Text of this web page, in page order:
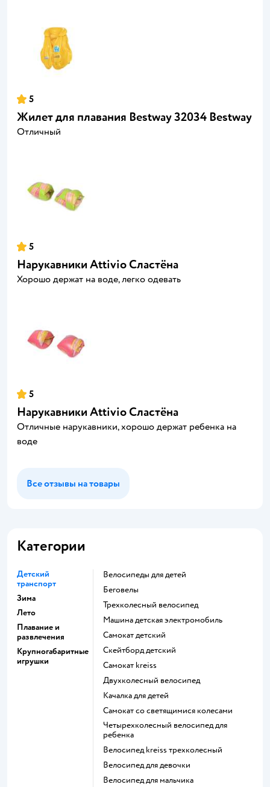
5
Жилет для плавания Bestway 32034 Bestway
Отличный
5
Нарукавники Attivio Сластёна
Хорошо держат на воде, легко одевать
5
Нарукавники Attivio Сластёна
Отличные нарукавники, хорошо держат ребенка на
воде
Все отзывы на товары
Категории
Детский
транспорт
Зима
Лето
Плавание и
развлечения
Крупногабаритные
игрушки
Велосипеды для детей
Беговелы
Трехколесный велосипед
Машина детская электромобиль
Самокат детский
Скейтборд детский
Самокат kreiss
Двухколесный велосипед
Качалка для детей
Самокат со светящимися колесами
Четырехколесный велосипед для
ребенка
Велосипед kreiss трехколесный
Велосипед для девочки
Велосипед для мальчика